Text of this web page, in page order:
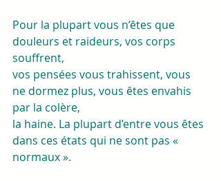
Pour la plupart vous n’êtes que
douleurs et raideurs, vos corps
souffrent,
vos pensées vous trahissent, vous
ne dormez plus, vous êtes envahis
par la colère,
la haine. La plupart d’entre vous êtes
dans ces états qui ne sont pas «
normaux ».